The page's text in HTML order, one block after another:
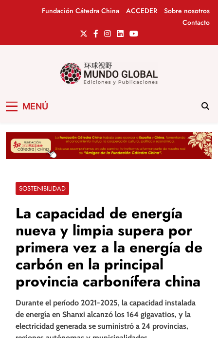
Fundación Cátedra China ACCEDER
Sobre nosotros
Contacto
MENÚ
SOSTENIBILIDAD
La capacidad de energía
nueva y limpia supera por
primera vez a la energía de
carbón en la principal
provincia carbonífera china
Durante el período 2021-2025, la capacidad instalada
de energía en Shanxi alcanzó los 164 gigavatios, y la
electricidad generada se suministró a 24 provincias,